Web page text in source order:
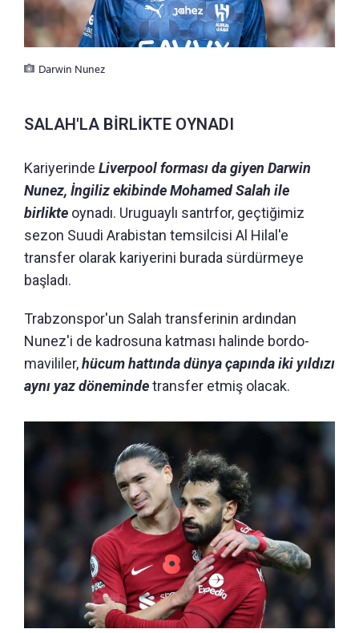
Darwin Nunez
SALAH'LA BİRLİKTE OYNADI
Kariyerinde Liverpool forması da giyen Darwin
Nunez, İngiliz ekibinde Mohamed Salah ile
birlikte oynadı. Uruguaylı santrfor, geçtiğimiz
sezon Suudi Arabistan temsilcisi Al Hilal'e
transfer olarak kariyerini burada sürdürmeye
başladı.
Trabzonspor'un Salah transferinin ardından
Nunez'i de kadrosuna katması halinde bordo-
mavililer,hücum hattında dünya çapında iki yıldızı
aynı yaz dönemindetransfer etmiş olacak.